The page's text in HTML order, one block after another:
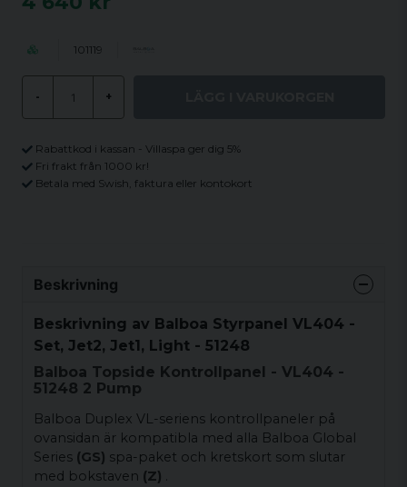
101119
- +
Rabattkod i kassan - Villaspa ger dig 5%
Fri frakt från 1000 kr!
Betala med Swish, faktura eller kontokort
Beskrivning
Beskrivning av Balboa Styrpanel VL404 -
Set, Jet2, Jet1, Light - 51248
Balboa Topside Kontrollpanel - VL404 -
51248 2 Pump
Balboa Duplex VL-seriens kontrollpaneler på
ovansidan är kompatibla med alla Balboa Global
Series (GS) spa-paket och kretskort som slutar
med bokstaven (Z) .